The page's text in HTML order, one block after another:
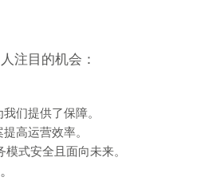
注目的机会：
们提供了保障。
高运营效率。
式安全且面向未来。